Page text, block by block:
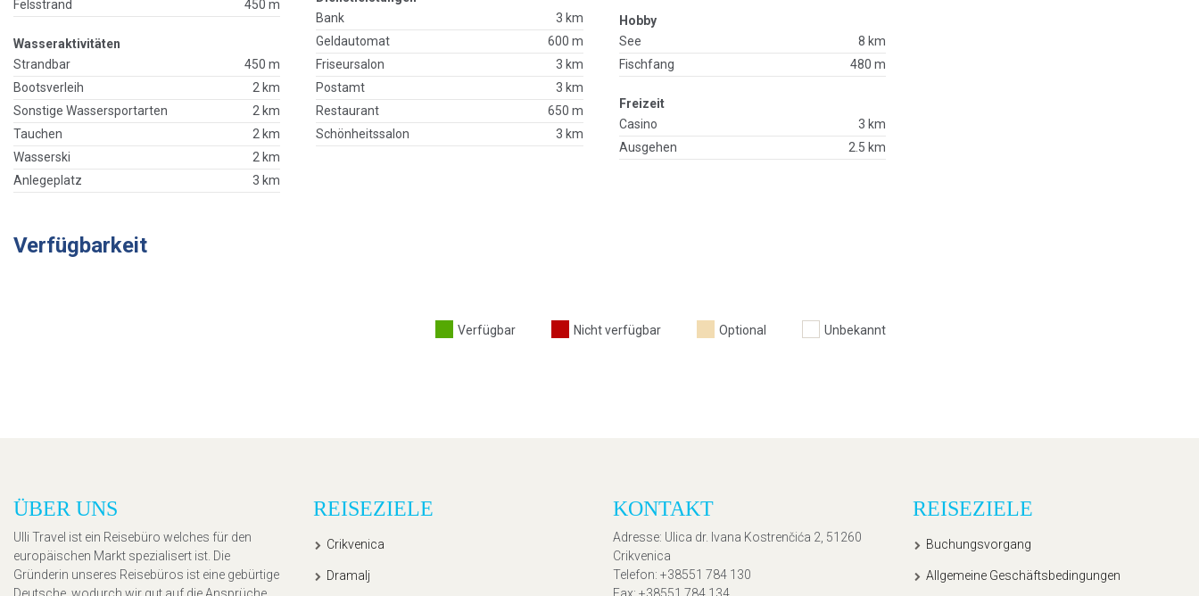
Felsstrand
450 m
Wasseraktivitäten
Strandbar
450 m
Bootsverleih
2 km
Sonstige Wassersportarten
2 km
Tauchen
2 km
Wasserski
2 km
Anlegeplatz
3 km
Bank
3 km
Geldautomat
600 m
Friseursalon
3 km
Postamt
3 km
Restaurant
650 m
Schönheitssalon
3 km
Hobby
See
8 km
Fischfang
480 m
Freizeit
Casino
3 km
Ausgehen
2.5 km
Verfügbarkeit
Verfügbar Nicht verfügbar Optional Unbekannt
ÜBER UNS
Ulli Travel ist ein Reisebüro welches für den
europäischen Markt spezialisert ist. Die
Gründerin unseres Reisebüros ist eine gebürtige
REISEZIELE
Crikvenica
Dramalj
KONTAKT
Adresse: Ulica dr. Ivana Kostrenčića 2, 51260
Crikvenica
Telefon: +38551 784 130
REISEZIELE
Buchungsvorgang
Allgemeine Geschäftsbedingungen